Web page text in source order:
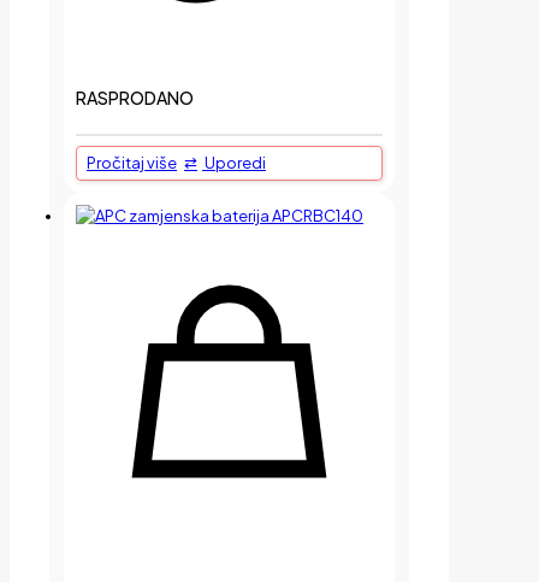
RASPRODANO
Pročitaj više Uporedi